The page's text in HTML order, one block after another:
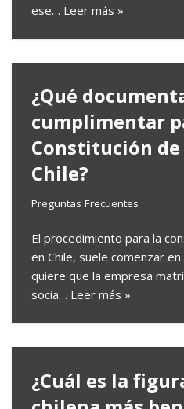
ese… Leer más »
¿Qué
cumplimentar
Constitución de
Chile?
Preguntas Frecuentes
El procedimiento para la
en Chile, suele comenzar en
quiere que la empresa
socia… Leer más »
¿Cuál es la